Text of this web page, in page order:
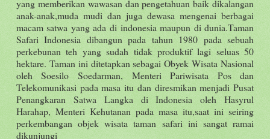
yang memberikan wawasan dan pengetahuan baik dikalangan
anak-anak,muda mudi dan juga dewasa mengenai berbagai
macam satwa yang ada di indonesia maupun di dunia.Taman
Safari Indonesia dibangun pada tahun 1980 pada sebuah
perkebunan teh yang sudah tidak produktif lagi seluas 50
hektare. Taman ini ditetapkan sebagai Obyek Wisata Nasional
oleh Soesilo Soedarman, Menteri Pariwisata Pos dan
Telekomunikasi pada masa itu dan diresmikan menjadi Pusat
Penangkaran Satwa Langka di Indonesia oleh Hasyrul
Harahap, Menteri Kehutanan pada masa itu,saat ini seiring
perkembangan objek wisata taman safari ini sangat ramai
dikunjungi